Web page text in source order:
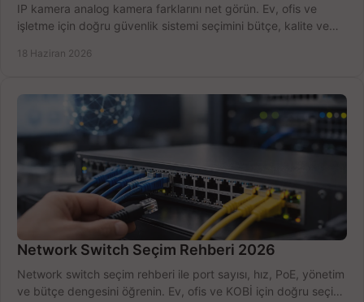
IP kamera analog kamera farklarını net görün. Ev, ofis ve
işletme için doğru güvenlik sistemi seçimini bütçe, kalite ve
18 Haziran 2026
Network Switch Seçim Rehberi 2026
Network switch seçim rehberi ile port sayısı, hız, PoE, yönetim
ve bütçe dengesini öğrenin. Ev, ofis ve KOBİ için doğru seçimi